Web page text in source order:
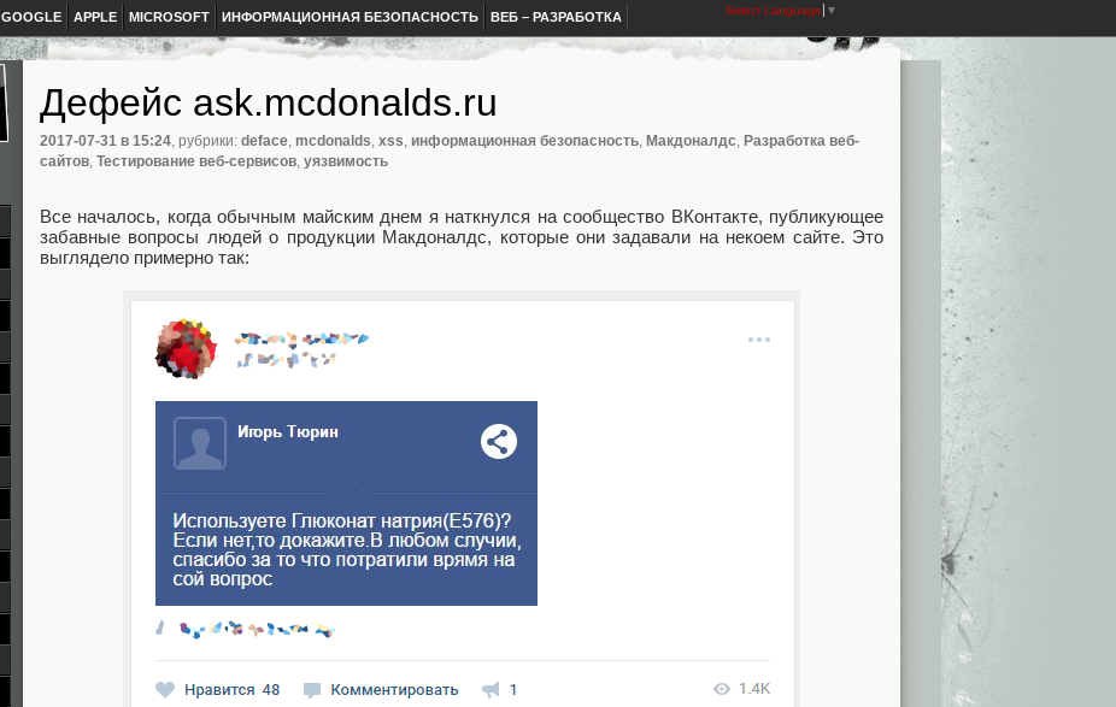
GOOGLE APPLE MICROSOFT ИНФОРМАЦИОННАЯ БЕЗОПАСНОСТЬ ВЕБ – РАЗРАБОТКА Select Language ▼
Дефейс ask.mcdonalds.ru
2017-07-31 в 15:24, рубрики: deface, mcdonalds, xss, информационная безопасность, Макдоналдс, Разработка веб-
сайтов, Тестирование веб-сервисов, уязвимость
Все началось, когда обычным майским днем я наткнулся на сообщество ВКонтакте, публикующее
забавные вопросы людей о продукции Макдоналдс, которые они задавали на некоем сайте. Это
выглядело примерно так: